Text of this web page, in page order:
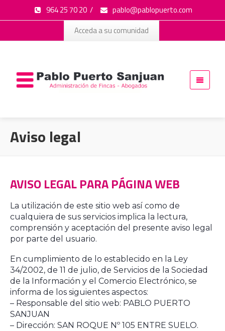
964 25 70 20 /
pablo@pablopuerto.com
Acceda a su comunidad
Aviso legal
AVISO LEGAL PARA PÁGINA WEB
La utilización de este sitio web así como de
cualquiera de sus servicios implica la lectura,
comprensión y aceptación del presente aviso legal
por parte del usuario.
En cumplimiento de lo establecido en la Ley
34/2002, de 11 de julio, de Servicios de la Sociedad
de la Información y el Comercio Electrónico, se
informa de los siguientes aspectos:
– Responsable del sitio web: PABLO PUERTO
SANJUAN
– Dirección: SAN ROQUE Nº 105 ENTRE SUELO.